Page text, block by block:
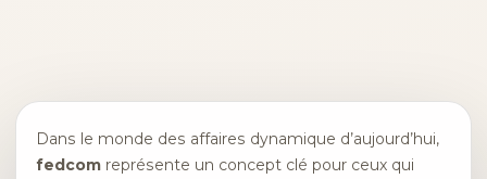
Dans le monde des affaires dynamique d’aujourd’hui,
fedcom représente un concept clé pour ceux qui